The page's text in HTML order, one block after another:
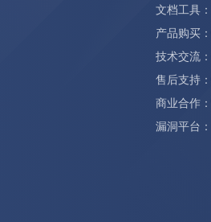
文档工具：
产品购买：
技术交流：
售后支持：
商业合作：
漏洞平台：